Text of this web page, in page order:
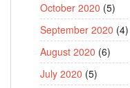
October 2020 (5)
September 2020 (4)
August 2020 (6)
July 2020 (5)